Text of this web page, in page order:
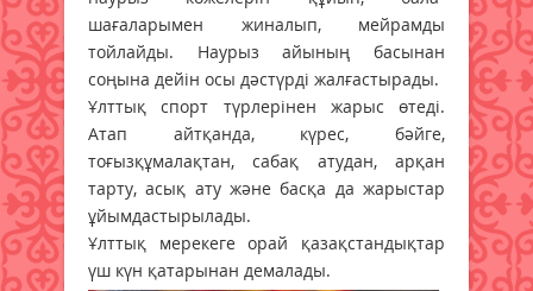
шағаларымен жиналып, мейрамды
тойлайды. Наурыз айының басынан
соңына дейін осы дәстүрді жалғастырады.
Ұлттық спорт түрлерінен жарыс өтеді.
Атап айтқанда, күрес, бәйге,
тоғызқұмалақтан, сабақ атудан, арқан
тарту, асық ату және басқа да жарыстар
ұйымдастырылады.
Ұлттық мерекеге орай қазақстандықтар
үш күн қатарынан демалады.